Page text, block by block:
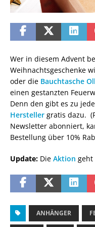
Wer in diesem Advent
Weihnachtsgeschenke
oder die Bauchtasche
einen gestanzten
Denn den gibt es zu
Hersteller gratis dazu.
Newsletter abonniert,
Bestellung über 10%
Update: Die Aktion geht
ANHÄNGER